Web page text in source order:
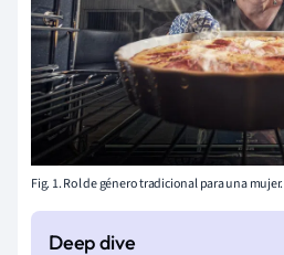
Fig. 1. Rol de género tradicional para una mujer.